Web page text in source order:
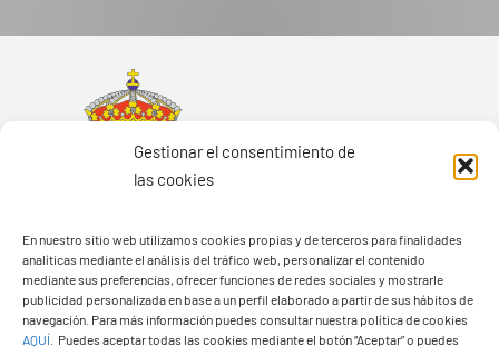
Gestionar el consentimiento de
las cookies
En nuestro sitio web utilizamos cookies propias y de terceros para finalidades
analíticas mediante el análisis del tráfico web, personalizar el contenido
mediante sus preferencias, ofrecer funciones de redes sociales y mostrarle
publicidad personalizada en base a un perfil elaborado a partir de sus hábitos de
navegación. Para más información puedes consultar nuestra política de cookies
AQUÍ
Puedes aceptar todas las cookies mediante el botón “Aceptar” o puedes